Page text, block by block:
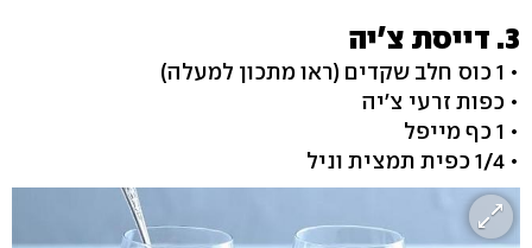
3. דייסת צ'יה
• 1 כוס חלב שקדים (ראו מתכון למעלה)
• כפות זרעי צ'יה
• 1 כף מייפל
• 1/4 כפית תמצית וניל